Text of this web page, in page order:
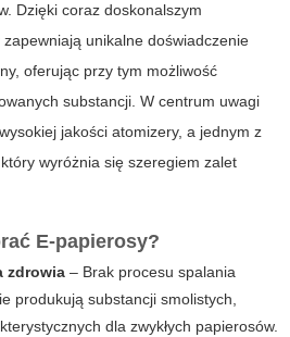
Dzięki coraz doskonalszym
zapewniają unikalne doświadczenie
oferując przy tym możliwość
substancji. W centrum uwagi
jakości atomizery, a jednym z
wyróżnia się szeregiem zalet
E-papierosy?
zdrowia – Brak procesu spalania
produkują substancji smolistych,
dla zwykłych papierosów.